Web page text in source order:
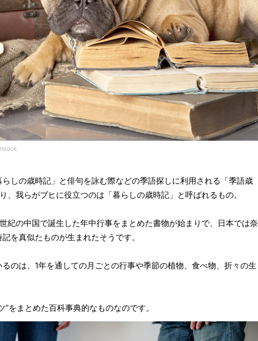
しの歳時記」と俳句を詠む際などの季語探しに利用される「季語歳
、我らがブヒに役立つのは「暮らしの歳時記」と呼ばれるもの。
世紀の中国で誕生した年中行事をまとめた書物が始まりで、日本では奈
を真似たものが生まれたそうです。
のは、 1年を通しての月ごとの行事や季節の植物、食べ物、折々の生
”をまとめた百科事典的なものなのです。